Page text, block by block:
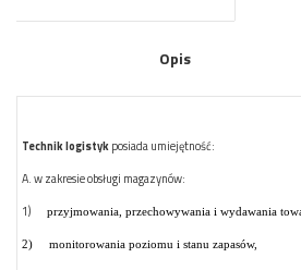
Opis
Technik logistykposiada umiejętność:
A. w zakresie obsługi magazynów:
1)
przyjmowania, przechowywania i wydawania
2) monitorowania poziomu i stanu zapasów,